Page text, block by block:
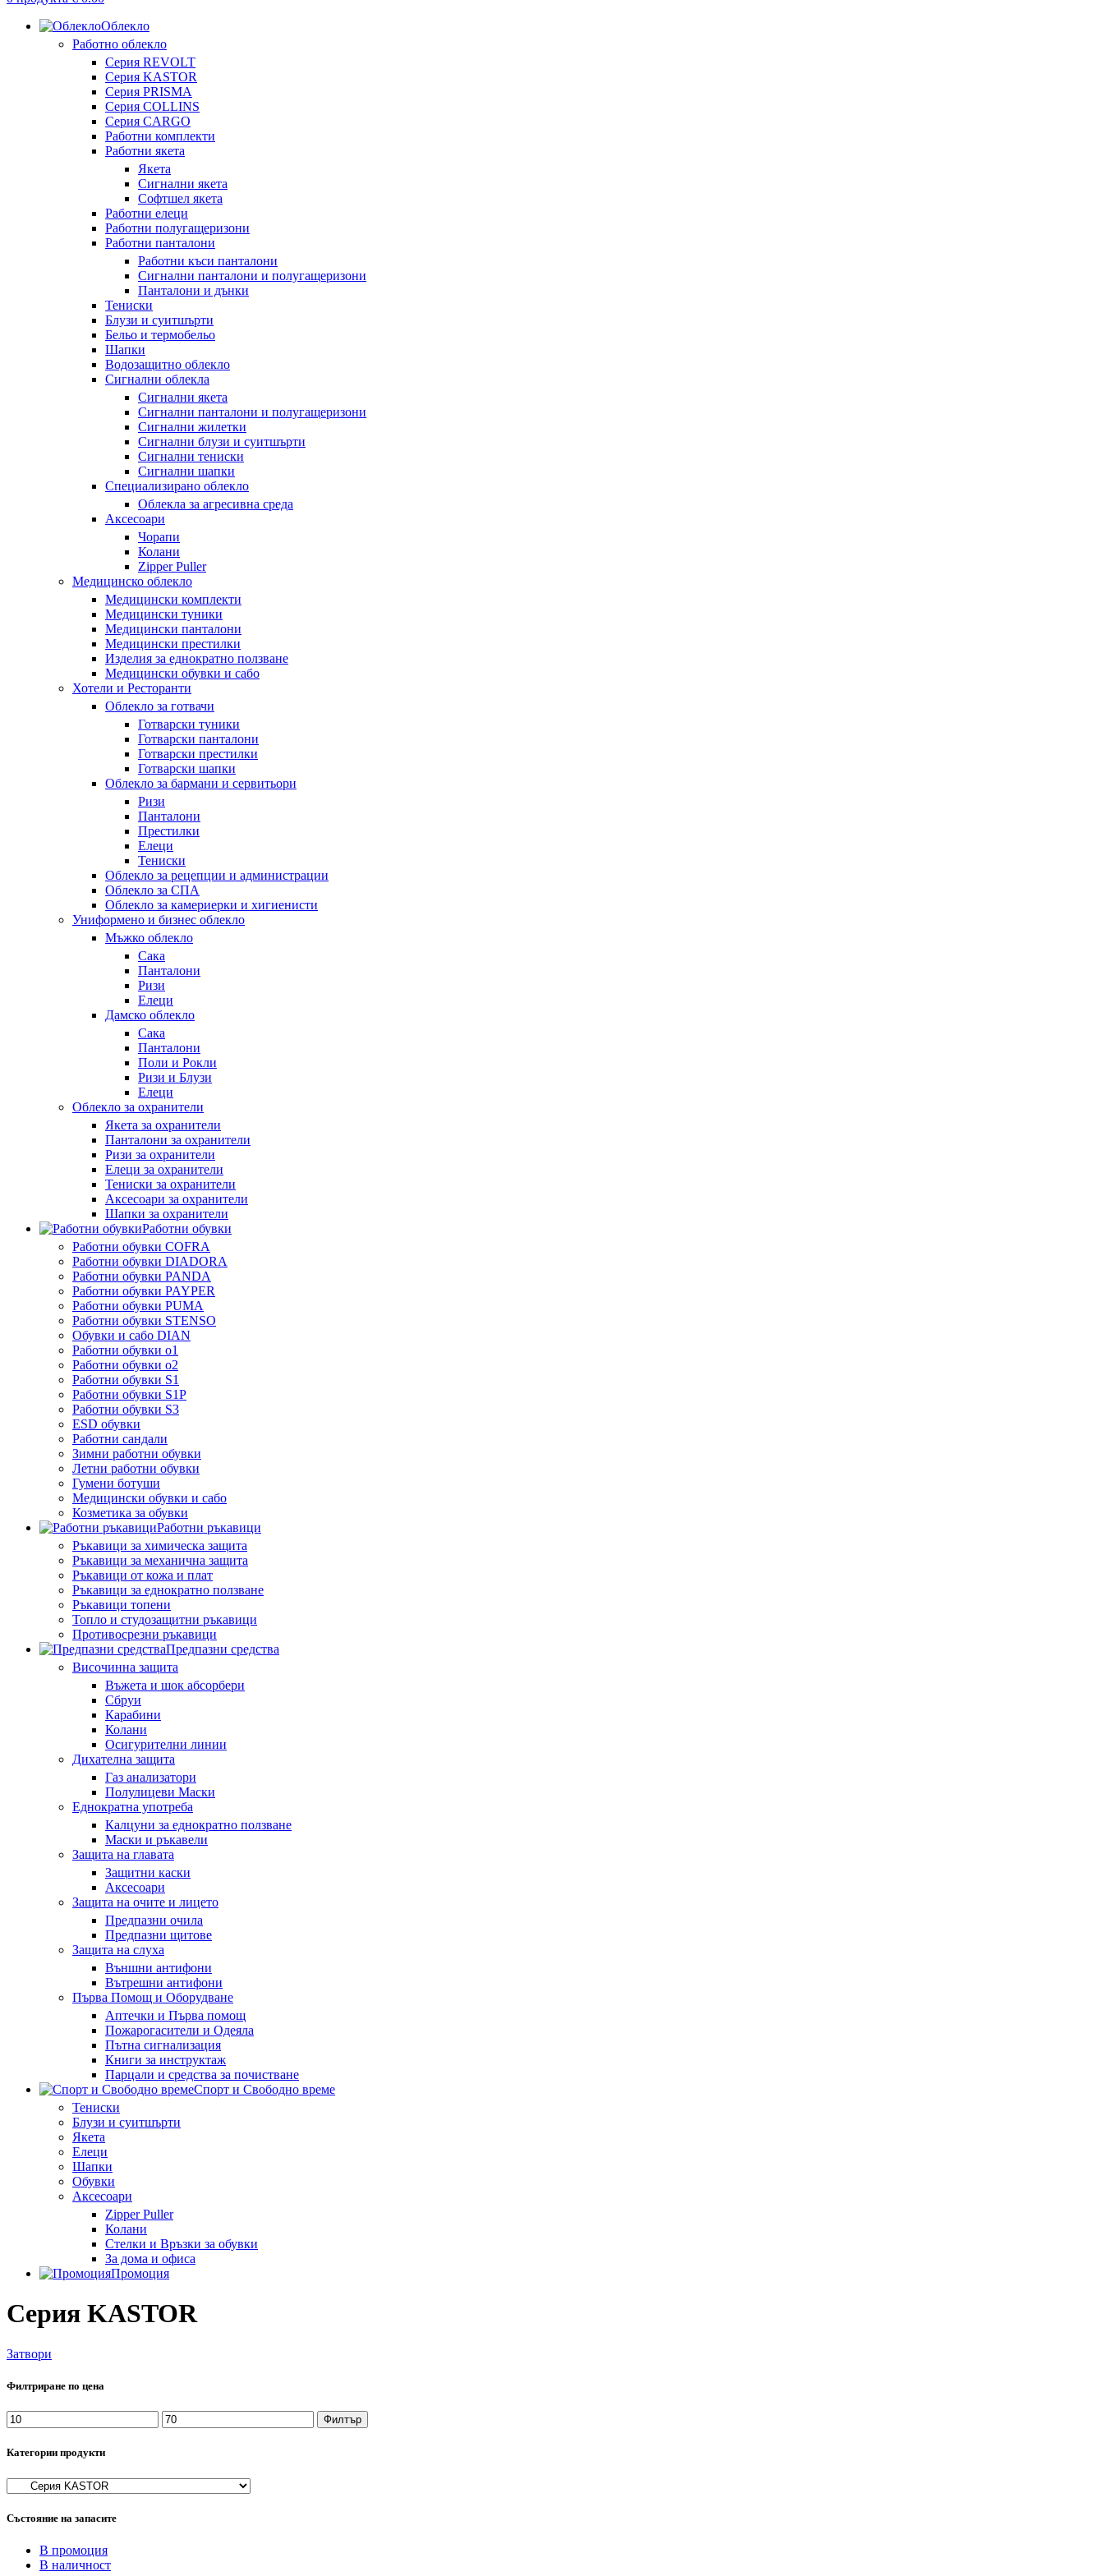
Облекло
Работно облекло
Серия REVOLT
Серия KASTOR
Серия PRISMA
Серия COLLINS
Серия CARGO
Работни комплекти
Работни якета
Якета
Сигнални якета
Софтшел якета
Работни елеци
Работни полугащеризони
Работни панталони
Работни къси панталони
Сигнални панталони и полугащеризони
Панталони и дънки
Тениски
Блузи и суитшърти
Бельо и термобельо
Шапки
Водозащитно облекло
Сигнални облекла
Сигнални якета
Сигнални панталони и полугащеризони
Сигнални жилетки
Сигнални блузи и суитшърти
Сигнални тениски
Сигнални шапки
Специализирано облекло
Облекла за агресивна среда
Аксесоари
Чорапи
Колани
Zipper Puller
Медицинско облекло
Медицински комплекти
Медицински туники
Медицински панталони
Медицински престилки
Изделия за еднократно ползване
Медицински обувки и сабо
Хотели и Ресторанти
Облекло за готвачи
Готварски туники
Готварски панталони
Готварски престилки
Готварски шапки
Облекло за бармани и сервитьори
Ризи
Панталони
Престилки
Елеци
Тениски
Облекло за рецепции и администрации
Облекло за СПА
Облекло за камериерки и хигиенисти
Униформено и бизнес облекло
Мъжко облекло
Сака
Панталони
Ризи
Елеци
Дамско облекло
Сака
Панталони
Поли и Рокли
Ризи и Блузи
Елеци
Облекло за охранители
Якета за охранители
Панталони за охранители
Ризи за охранители
Елеци за охранители
Тениски за охранители
Аксесоари за охранители
Шапки за охранители
Работни обувки
Работни обувки COFRA
Работни обувки DIADORA
Работни обувки PANDA
Работни обувки PAYPER
Работни обувки PUMA
Работни обувки STENSO
Обувки и сабо DIAN
Работни обувки o1
Работни обувки o2
Работни обувки S1
Работни обувки S1P
Работни обувки S3
ESD обувки
Работни сандали
Зимни работни обувки
Летни работни обувки
Гумени ботуши
Медицински обувки и сабо
Козметика за обувки
Работни ръкавици
Ръкавици за химическа защита
Ръкавици за механична защита
Ръкавици от кожа и плат
Ръкавици за еднократно ползване
Ръкавици топени
Топло и студозащитни ръкавици
Противосрезни ръкавици
Предпазни средства
Височинна защита
Въжета и шок абсорбери
Сбруи
Карабини
Колани
Осигурителни линии
Дихателна защита
Газ анализатори
Полулицеви Маски
Еднократна употреба
Калцуни за еднократно ползване
Маски и ръкавели
Защита на главата
Защитни каски
Аксесоари
Защита на очите и лицето
Предпазни очила
Предпазни щитове
Защита на слуха
Външни антифони
Вътрешни антифони
Първа Помощ и Оборудване
Аптечки и Първа помощ
Пожарогасители и Одеяла
Пътна сигнализация
Книги за инструктаж
Парцали и средства за почистване
Спорт и Свободно време
Тениски
Блузи и суитшърти
Якета
Елеци
Шапки
Обувки
Аксесоари
Zipper Puller
Колани
Стелки и Връзки за обувки
За дома и офиса
Промоция
Серия KASTOR
Затвори
Филтриране по цена
Минимална
цена
Максимална
цена
Филтър
Категории продукти
Състояние на запасите
В промоция
В наличност